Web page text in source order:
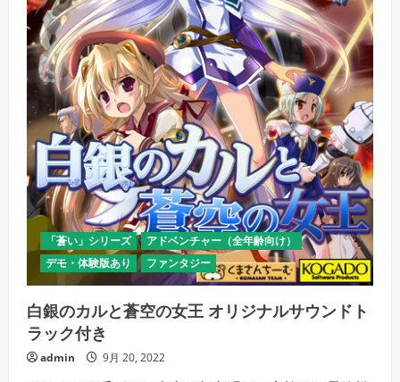
「蒼い」シリーズ
アドベンチャー（全年齢向け）
デモ・体験版あり
ファンタジー
白銀のカルと蒼空の女王 オリジナルサウンドト
ラック付き
admin 9月 20, 2022